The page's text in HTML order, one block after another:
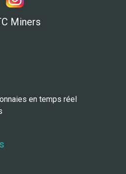
Miners
en temps réel